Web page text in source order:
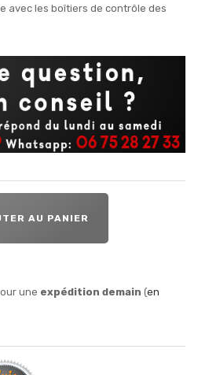
avec les boîtiers de contrôle des
AU PANIER
une expédition demain (en